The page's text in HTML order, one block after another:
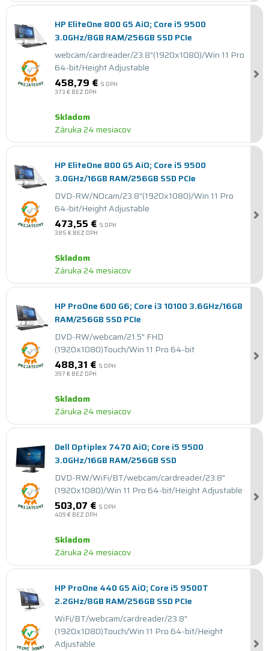
HP EliteOne 800 G5 AiO; Core i5 9500
3.0GHz/8GB RAM/256GB SSD PCIe
webcam/cardreader/23.8"(1920x1080)/Win 11 Pro
64-bit/Height Adjustable
458,79 € S DPH
373 € BEZ DPH
Skladom
Záruka 24 mesiacov
HP EliteOne 800 G5 AiO; Core i5 9500
3.0GHz/16GB RAM/256GB SSD PCIe
DVD-RW/NOcam/23.8"(1920x1080)/Win 11 Pro
64-bit/Height Adjustable
473,55 € S DPH
385 € BEZ DPH
Skladom
Záruka 24 mesiacov
HP ProOne 600 G6; Core i3 10100 3.6GHz/16GB
RAM/256GB SSD PCIe
DVD-RW/webcam/21.5" FHD
(1920x1080)Touch/Win 11 Pro 64-bit
488,31 € S DPH
397 € BEZ DPH
Skladom
Záruka 24 mesiacov
Dell Optiplex 7470 AiO; Core i5 9500
3.0GHz/16GB RAM/256GB SSD
DVD-RW/WiFi/BT/webcam/cardreader/23.8"
(1920x1080)/Win 11 Pro 64-bit/Height Adjustable
503,07 € S DPH
409 € BEZ DPH
Skladom
Záruka 24 mesiacov
HP ProOne 440 G5 AiO; Core i5 9500T
2.2GHz/8GB RAM/256GB SSD PCIe
WiFi/BT/webcam/cardreader/23.8"
(1920x1080)Touch/Win 11 Pro 64-bit/Height
Adjustable